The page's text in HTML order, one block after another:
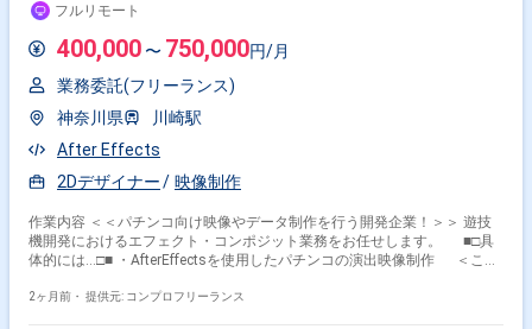
フルリモート
400,000 〜 750,000円/月
業務委託(フリーランス)
神奈川県
川崎駅
After Effects
2Dデザイナー
映像制作
作業内容 ＜＜パチンコ向け映像やデータ制作を行う開発企業！＞＞ 遊技
機開発におけるエフェクト・コンポジット業務をお任せします。 ■□具
体的には…□■ ・AfterEffectsを使用したパチンコの演出映像制作 ＜こん
や表現に挑戦したい方
2ヶ月前・ 提供元: コンプロフリーランス